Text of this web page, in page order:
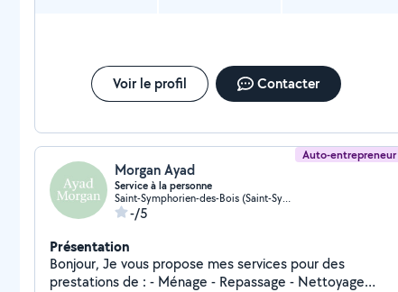
Voir le profil Contacter
Auto-entrepreneur
Morgan Ayad
Service à la personne
Saint-Symphorien-des-Bois (Saint-Symphorien-des-Bois)
-/5
Présentation
Bonjour, Je vous propose mes services pour des
prestations de : - Ménage - Repassage - Nettoyage